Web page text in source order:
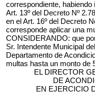
correspondiente,
Art. 13º del Decreto Nº
en el Art. 16º del Decreto
corresponde aplicar una
CONSIDERANDO: que
Sr. Intendente Municipal
Departamento de
multas hasta un monto de
EL DIRECTOR
DE
EN EJERCICIO